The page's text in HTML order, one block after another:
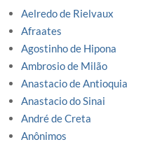
Aelredo de Rielvaux
Afraates
Agostinho de Hipona
Ambrosio de Milão
Anastacio de Antioquia
Anastacio do Sinai
André de Creta
Anônimos